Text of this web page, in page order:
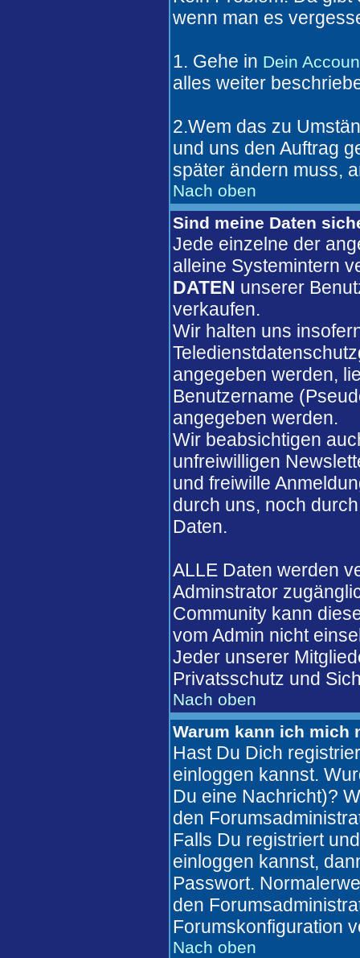
wenn man es
1. Gehe in Dein
alles weiter
2.Wem das zu
und uns den Auftrag
später ändern muss,
Nach oben
Sind meine Daten
Jede einzelne der
alleine Systemintern
DATEN unserer
verkaufen.
Wir halten uns
angegeben werden,
Benutzername
angegeben werden.
Wir beabsichtigen
unfreiwilligen
und freiwille
durch uns, noch
Daten.
ALLE Daten werden
Adminstrator
Community kann
vom Admin nicht
Jeder unserer
Privatsschutz und
Nach oben
Warum kann ich mich
Hast Du Dich
einloggen kannst.
Du eine Nachricht)?
den
Falls Du registriert
einloggen kannst,
Passwort.
den
Forumskonfiguration
Nach oben